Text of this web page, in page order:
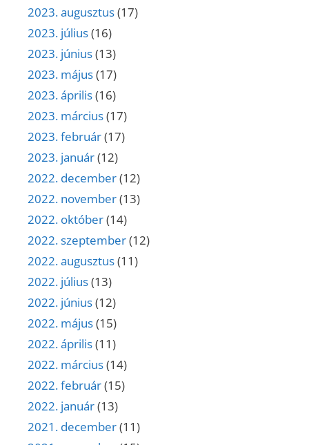
2023. augusztus(17)
2023. július(16)
2023. június(13)
2023. május(17)
2023. április(16)
2023. március(17)
2023. február(17)
2023. január(12)
2022. december(12)
2022. november(13)
2022. október(14)
2022. szeptember(12)
2022. augusztus(11)
2022. július(13)
2022. június(12)
2022. május(15)
2022. április(11)
2022. március(14)
2022. február(15)
2022. január(13)
2021. december(11)